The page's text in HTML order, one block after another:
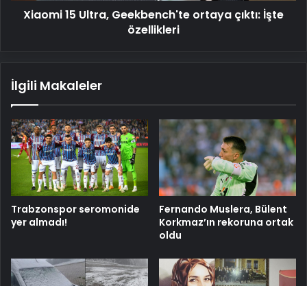
Xiaomi 15 Ultra, Geekbench'te ortaya çıktı: İşte
özellikleri
İlgili Makaleler
Trabzonspor seromonide
yer almadı!
Fernando Muslera, Bülent
Korkmaz’ın rekoruna ortak
oldu